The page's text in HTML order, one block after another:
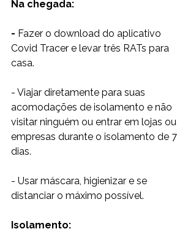
Na chegada:
- Fazer o download do aplicativo
Covid Tracer e levar três RATs para
casa.
- Viajar diretamente para suas
acomodações de isolamento e não
visitar ninguém ou entrar em lojas ou
empresas durante o isolamento de 7
dias.
- Usar máscara, higienizar e se
distanciar o máximo possível.
Isolamento: